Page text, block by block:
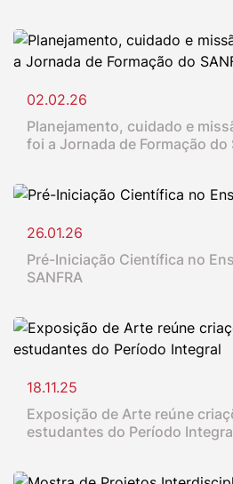
02.02.26
Planejamento, cuidado e
foi a Jornada de Formação do
26.01.26
Pré-Iniciação Científica no
SANFRA
18.11.25
Exposição de Arte reúne
estudantes do Período